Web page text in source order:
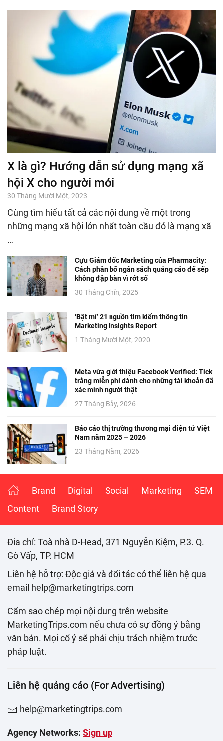
X là gì? Hướng dẫn sử dụng mạng xã
hội X cho người mới
30 Tháng Mười Một, 2023
Cùng tìm hiểu tất cả các nội dung về một trong
những mạng xã hội lớn nhất toàn cầu đó là mạng xã
…
Cựu Giám đốc Marketing của Pharmacity:
Cách phân bổ ngân sách quảng cáo để sếp
không đập bàn vì rớt số
30 Tháng Chín, 2025
‘Bật mí’ 21 nguồn tìm kiếm thông tin
Marketing Insights Report
1 Tháng Mười Một, 2020
Meta vừa giới thiệu Facebook Verified: Tick
trắng miễn phí dành cho những tài khoản đã
xác minh người thật
27 Tháng Bảy, 2026
Báo cáo thị trường thương mại điện tử Việt
Nam năm 2025 – 2026
23 Tháng Năm, 2026
Brand Digital Social Marketing
SEM
Content
Brand Story
Đia chỉ: Toà nhà D-Head, 371 Nguyễn Kiệm, P.3. Q.
Gò Vấp, TP. HCM
Liên hệ hỗ trợ: Độc giả và đối tác có thể liên hệ qua
email help@marketingtrips.com
Cấm sao chép mọi nội dung trên website
MarketingTrips.com nếu chưa có sự đồng ý bằng
văn bản. Mọi cố ý sẽ phải chịu trách nhiệm trước
pháp luật.
Liên hệ quảng cáo (For Advertising)
help@marketingtrips.com
Agency Networks: Sign up